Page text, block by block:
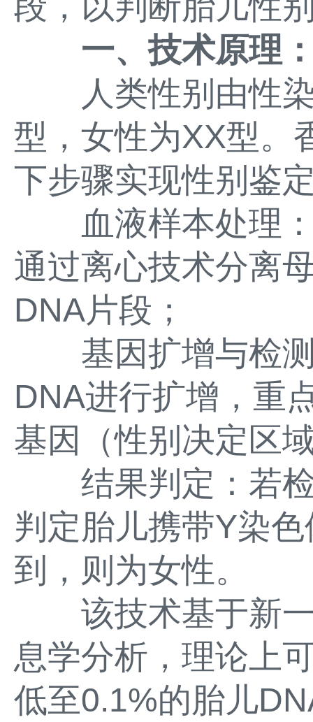
一、技术原理
人类性别由性染
型，女性为XX型。
下步骤实现性别鉴
血液样本处理：
通过离心技术分离
DNA片段；
基因扩增与检测
DNA进行扩增，重
基因（性别决定区
结果判定：若检
判定胎儿携带Y染
到，则为女性。
该技术基于新一
息学分析，理论上
低至0.1%的胎儿